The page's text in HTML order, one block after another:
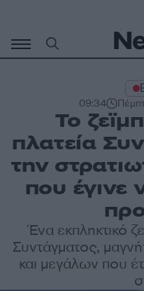
περιεχόμενο
09:34
Το
πλατεία
την
που έγινε
Ένα εκπληκτικό
Συντάγματος,
και μεγάλων που